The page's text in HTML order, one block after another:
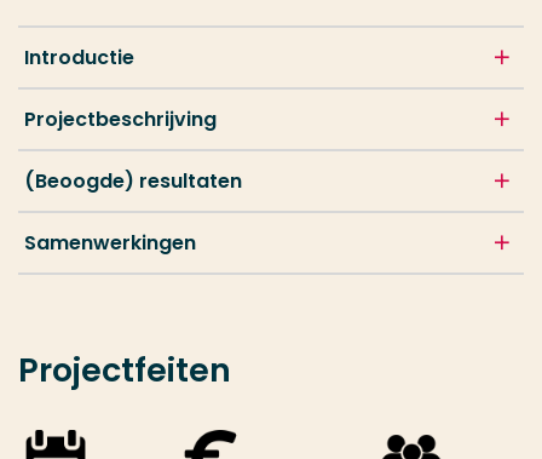
Introductie
Projectbeschrijving
(Beoogde) resultaten
Samenwerkingen
Projectfeiten